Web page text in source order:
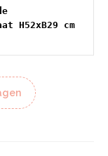
H52xB29 cm